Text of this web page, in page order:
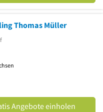
Thomas Müller
Angebote einholen